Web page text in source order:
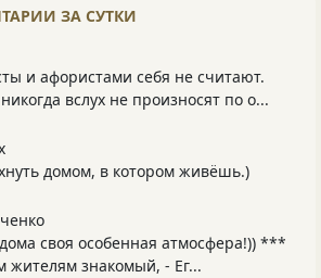
ЗА СУТКИ
и афористами себя не считают.
вслух не произносят по о...
домом, в котором живёшь.)
своя особенная атмосфера!)) ***
жителям знакомый, - Ег...